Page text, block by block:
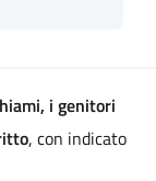
i genitori
, con indicato